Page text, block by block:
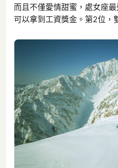
而且不僅愛情甜蜜，處女座
可以拿到工資獎金。第2位，